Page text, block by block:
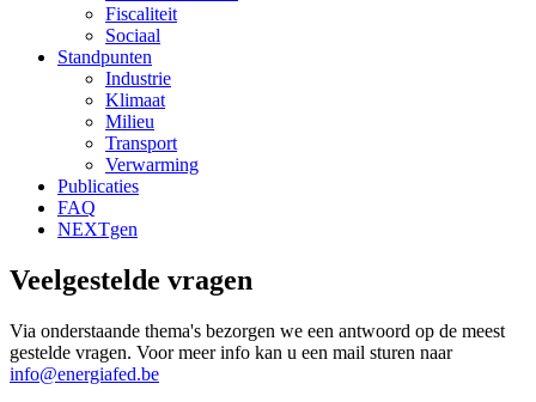
Fiscaliteit
Sociaal
Standpunten
Industrie
Klimaat
Milieu
Transport
Verwarming
Publicaties
FAQ
NEXTgen
Veelgestelde vragen
Via onderstaande thema's bezorgen we een antwoord op de meest
gestelde vragen. Voor meer info kan u een mail sturen naar
info@energiafed.be